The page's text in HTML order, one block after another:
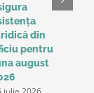
din
pentru
august